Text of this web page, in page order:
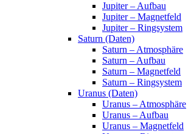
Jupiter – Aufbau
Jupiter – Magnetfeld
Jupiter – Ringsystem
Saturn (Daten)
Saturn – Atmosphäre
Saturn – Aufbau
Saturn – Magnetfeld
Saturn – Ringsystem
Uranus (Daten)
Uranus – Atmosphäre
Uranus – Aufbau
Uranus – Magnetfeld